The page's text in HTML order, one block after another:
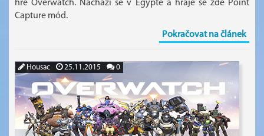
hře Overwatch. Nachází se v Egyptě a hraje se zde Point
Capture mód.
Pokračovat na článek
Housac 25.11.2015 0